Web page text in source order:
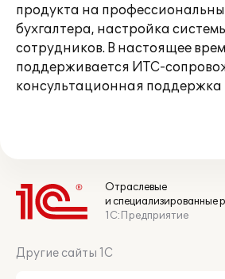
продукта на
бухгалтера, настройка
сотрудников. В настоящее
поддерживается ИТС-
консультационная поддержка
Отраслевые
и специализированные
1С:Предприятие
Другие сайты 1С